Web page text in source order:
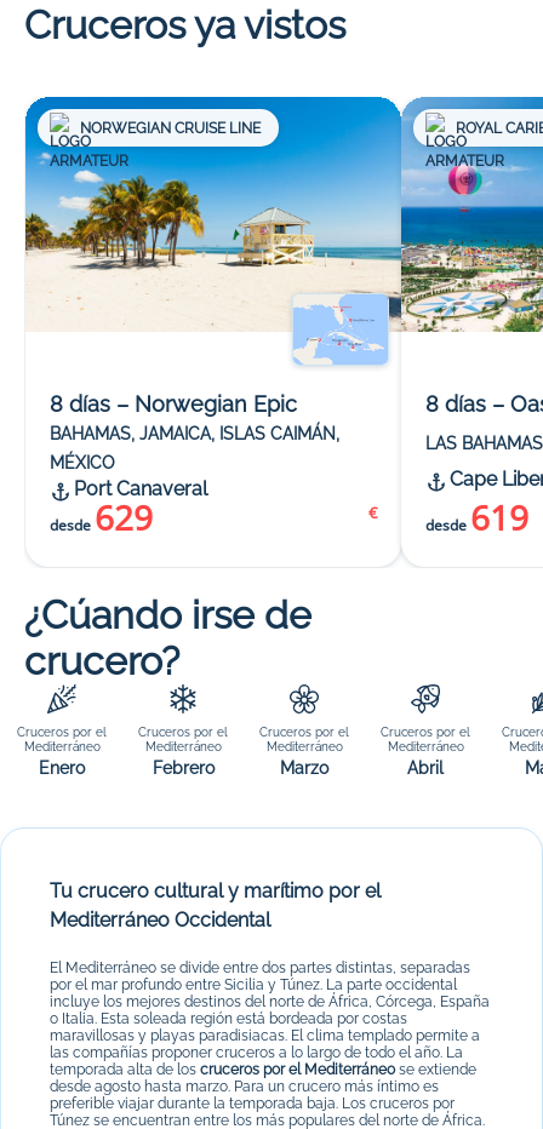
Cruceros ya vistos
NORWEGIAN CRUISE LINE
8 días – Norwegian Epic
BAHAMAS, JAMAICA, ISLAS CAIMÁN,
MÉXICO
Port Canaveral
desde 629 €
ROYAL
8 días –
LAS BAHAMAS
Cape
desde 619
¿Cúando irse de
crucero?
Cruceros por el
Mediterráneo
Enero
Cruceros por el
Mediterráneo
Febrero
Cruceros por el
Mediterráneo
Marzo
Cruceros por el
Mediterráneo
Abril
Tu crucero cultural y marítimo por el
Mediterráneo Occidental
El Mediterráneo se divide entre dos partes distintas, separadas
por el mar profundo entre Sicilia y Túnez. La parte occidental
incluye los mejores destinos del norte de África, Córcega, España
o Italia. Esta soleada región está bordeada por costas
maravillosas y playas paradisiacas. El clima templado permite a
las compañías proponer cruceros a lo largo de todo el año. La
temporada alta de los cruceros por el Mediterráneose extiende
desde agosto hasta marzo. Para un crucero más íntimo es
preferible viajar durante la temporada baja. Los cruceros por
Túnez se encuentran entre los más populares del norte de África.